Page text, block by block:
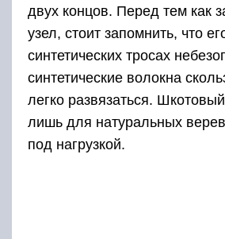
двух концов. Перед тем как
узел, стоит запомнить, что
синтетических тросах
синтетические волокна
легко развязаться.
лишь для натуральных
под нагрузкой.